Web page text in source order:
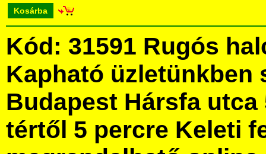
Kosárba
Kód: 31591 Rugós
Kapható üzletünkben
Budapest Hársfa utca
tértől 5 percre Keleti